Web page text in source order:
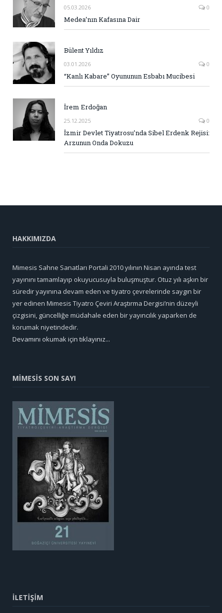
05.03.2026 0
Medea’nın Kafasına Dair
Bülent Yıldız
03.01.2026 0
“Kanlı Kabare” Oyununun Esbabı Mucibesi
İrem Erdoğan
25.12.2025 0
İzmir Devlet Tiyatrosu’nda Sibel Erdenk Rejisi:
Arzunun Onda Dokuzu
HAKKIMIZDA
Mimesis Sahne Sanatları Portali 2010 yılının Nisan ayında test
yayınını tamamlayıp okuyucusuyla buluşmuştur. Otuz yılı aşkın bir
süredir yayınına devam eden ve tiyatro çevrelerinde saygın bir
yer edinen Mimesis Tiyatro Çeviri Araştırma Dergisi’nin düzeyli
çizgisini, güncelliğe müdahale eden bir yayıncılık yaparken de
korumak niyetindedir.
Devamını okumak için tıklayınız...
MİMESİS SON SAYI
İLETİŞİM